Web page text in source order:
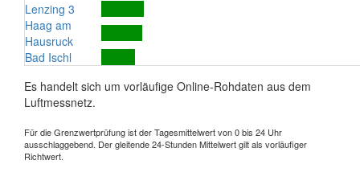
Lenzing 3
Haag am
Hausruck
Bad Ischl
Es handelt sich um vorläufige Online-Rohdaten aus dem
Luftmessnetz.
Für die Grenzwertprüfung ist der Tagesmittelwert von 0 bis 24 Uhr
ausschlaggebend. Der gleitende 24-Stunden Mittelwert gilt als vorläufiger
Richtwert.